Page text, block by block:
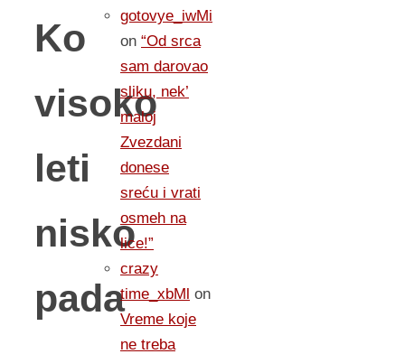
Ko
visoko
leti
nisko
pada
gotovye_iwMi
on “Od srca
sam darovao
sliku, nek’
maloj
Zvezdani
donese
sreću i vrati
osmeh na
lice!”
crazy
time_xbMl on
Vreme koje
ne treba